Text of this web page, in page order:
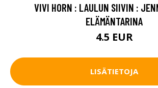
VIVI HORN : LAULUN SIIVIN :
ELÄMÄNTARINA
4.5 EUR
LISÄTIETOJA